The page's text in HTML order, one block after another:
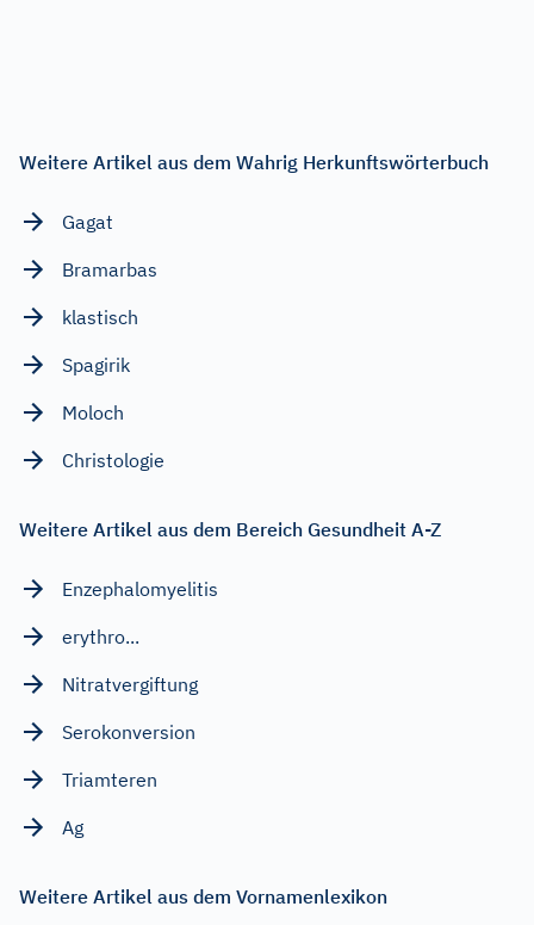
Weitere Artikel aus dem Wahrig Herkunftswörterbuch
Gagat
Bramarbas
klastisch
Spagirik
Moloch
Christologie
Weitere Artikel aus dem Bereich Gesundheit A-Z
Enzephalomyelitis
erythro...
Nitratvergiftung
Serokonversion
Triamteren
Ag
Weitere Artikel aus dem Vornamenlexikon